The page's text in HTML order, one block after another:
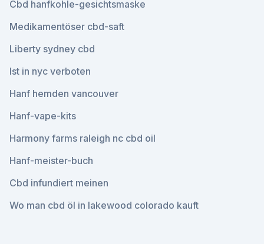
Cbd hanfkohle-gesichtsmaske
Medikamentöser cbd-saft
Liberty sydney cbd
Ist in nyc verboten
Hanf hemden vancouver
Hanf-vape-kits
Harmony farms raleigh nc cbd oil
Hanf-meister-buch
Cbd infundiert meinen
Wo man cbd öl in lakewood colorado kauft